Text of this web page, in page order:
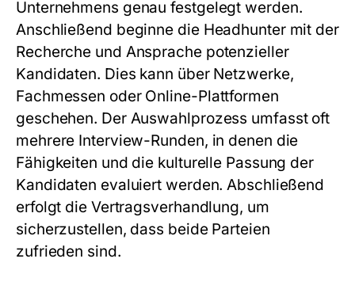
Unternehmens genau festgelegt werden.
Anschließend beginne die Headhunter mit der
Recherche und Ansprache potenzieller
Kandidaten. Dies kann über Netzwerke,
Fachmessen oder Online-Plattformen
geschehen. Der Auswahlprozess umfasst oft
mehrere Interview-Runden, in denen die
Fähigkeiten und die kulturelle Passung der
Kandidaten evaluiert werden. Abschließend
erfolgt die Vertragsverhandlung, um
sicherzustellen, dass beide Parteien
zufrieden sind.